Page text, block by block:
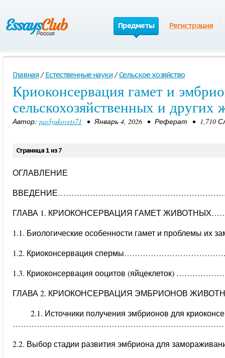
Предметы Регистрация
Главная / Естественные науки / Сельское хозяйство
Криоконсервация гамет и
сельскохозяйственных и других
Автор: pavlyukovets71 • Январь 4, 2026 • Реферат • 1,710
Страница 1 из 7
ОГЛАВЛЕНИЕ
ГЛАВА 1. КРИОКОНСЕРВАЦИЯ ГАМЕТ
1.1. Биологические особенности гамет и проблемы их
1.2. Криоконсервация
1.3. Криоконсервация ооцитов (яйцеклеток)
ГЛАВА 2. КРИОКОНСЕРВАЦИЯ ЭМБРИОНОВ
2.1. Источники получения эмбрионов для
2.2. Выбор стадии развития эмбриона для